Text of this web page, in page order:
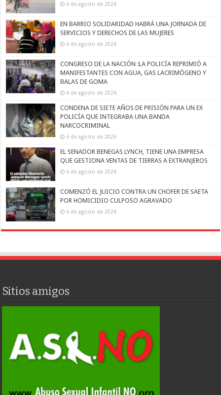
6 de agosto de 2026
EN BARRIO SOLIDARIDAD HABRÁ UNA JORNADA DE
SERVICIOS Y DERECHOS DE LAS MUJERES
6 de agosto de 2026
CONGRESO DE LA NACIÓN :LA POLICÍA REPRIMIÓ A
MANIFESTANTES CON AGUA, GAS LACRIMÓGENO Y
BALAS DE GOMA
6 de agosto de 2026
CONDENA DE SIETE AÑOS DE PRISIÓN PARA UN EX
POLICÍA QUE INTEGRABA UNA BANDA
NARCOCRIMINAL
6 de agosto de 2026
EL SENADOR BENEGAS LYNCH, TIENE UNA EMPRESA
QUE GESTIONA VENTAS DE TIERRAS A EXTRANJEROS
6 de agosto de 2026
COMENZÓ EL JUICIO CONTRA UN CHOFER DE SAETA
POR HOMICIDIO CULPOSO AGRAVADO
6 de agosto de 2026
Sitios amigos